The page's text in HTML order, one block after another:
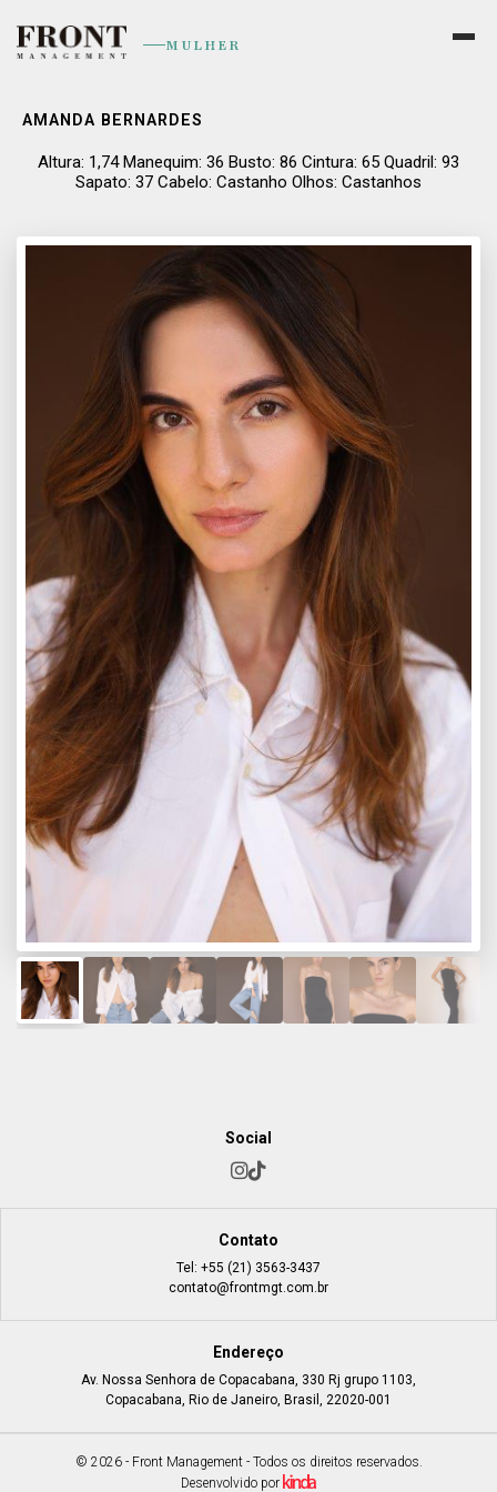
MULHER
AMANDA BERNARDES
Altura: 1,74 Manequim: 36 Busto: 86 Cintura: 65 Quadril: 93
Sapato: 37 Cabelo: Castanho Olhos: Castanhos
Social
Contato
Tel: +55 (21) 3563-3437
contato@frontmgt.com.br
Endereço
Av. Nossa Senhora de Copacabana, 330 Rj grupo 1103,
Copacabana, Rio de Janeiro, Brasil, 22020-001
© 2026 - Front Management - Todos os direitos reservados.
Desenvolvido por